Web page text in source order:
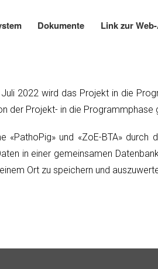
zumDokumente Link zur
2022 wird das Projekt in die
der Projekt- in die Programmphase
und «ZoE-BTA»
in einer gemeinsamen
Ort zu speichern und